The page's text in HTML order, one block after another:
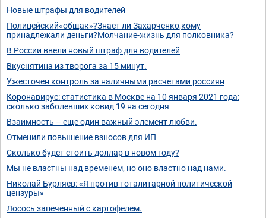
Новые штрафы для водителей
Полицейский«общак»?Знает ли Захарченко,кому
принадлежали деньги?Молчание-жизнь для полковника?
В России ввели новый штраф для водителей
Вкуснятина из творога за 15 минут.
Ужесточен контроль за наличными расчетами россиян
Коронавирус: статистика в Москве на 10 января 2021 года:
сколько заболевших ковид 19 на сегодня
Взаимность – еще один важный элемент любви.
Отменили повышение взносов для ИП
Сколько будет стоить доллар в новом году?
Мы не властны над временем, но оно властно над нами.
Николай Бурляев: «Я против тоталитарной политической
цензуры»
Лосось запеченный с картофелем.